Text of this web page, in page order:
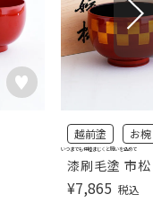
漆刷毛塗 市
越前塗 お椀
¥7,865 税込
いつまでも仲睦まじくと願いを込めて